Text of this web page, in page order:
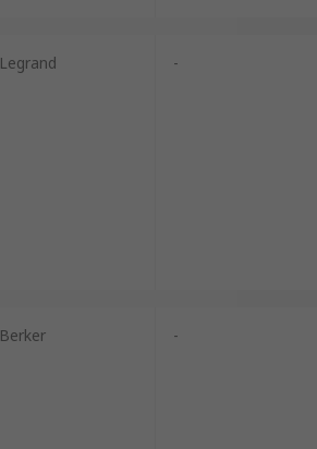
Legrand -
Berker -